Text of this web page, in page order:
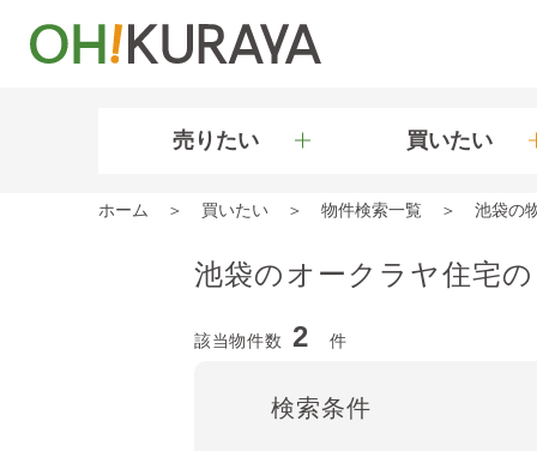
売りたい 買いたい
ホーム 買いたい 物件検索一覧 池袋の
池袋のオークラヤ住宅
該当物件数 2 件
検索条件